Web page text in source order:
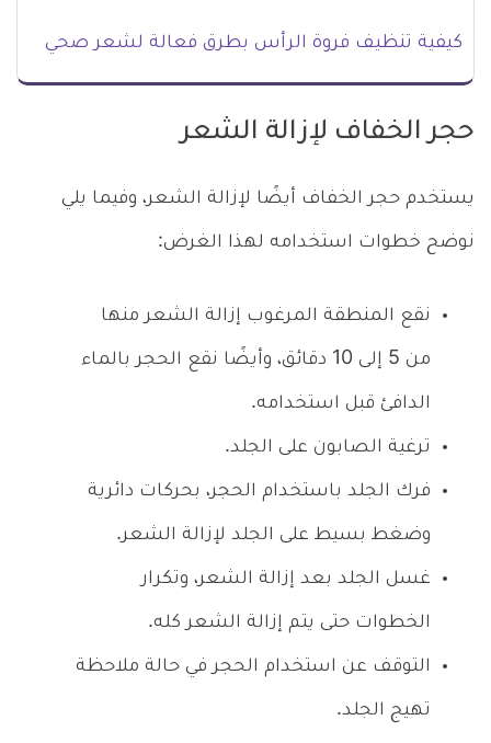
كيفية تنظيف فروة الرأس بطرق فعالة لشعر صحي
حجر الخفاف لإزالة الشعر
يستخدم حجر الخفاف أيضًا لإزالة الشعر، وفيما يلي
نوضح خطوات استخدامه لهذا الغرض:
نقع المنطقة المرغوب إزالة الشعر منها
من 5 إلى 10 دقائق، وأيضًا نقع الحجر بالماء
الدافئ قبل استخدامه.
ترغية الصابون على الجلد.
فرك الجلد باستخدام الحجر، بحركات دائرية
وضغط بسيط على الجلد لإزالة الشعر.
غسل الجلد بعد إزالة الشعر، وتكرار
الخطوات حتى يتم إزالة الشعر كله.
التوقف عن استخدام الحجر في حالة ملاحظة
تهيج الجلد.